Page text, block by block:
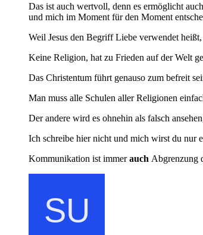
Das ist auch wertvoll, denn es ermöglicht
und mich im Moment für den Moment
Weil Jesus den Begriff Liebe verwendet
Keine Religion, hat zu Frieden auf der Welt
Das Christentum führt genauso zum befreit
Man muss alle Schulen aller Religionen
Der andere wird es ohnehin als falsch
Ich schreibe hier nicht und mich wirst du nur
Kommunikation ist immerauch Abgrenzung